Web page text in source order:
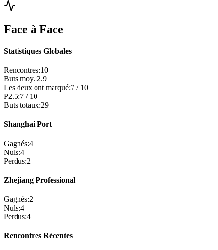
Face à Face
Statistiques Globales
Rencontres:10
Buts moy.:2.9
Les deux ont marqué:7 / 10
P2.5:7 / 10
Buts totaux:29
Shanghai Port
Gagnés:4
Nuls:4
Perdus:2
Zhejiang Professional
Gagnés:2
Nuls:4
Perdus:4
Rencontres Récentes